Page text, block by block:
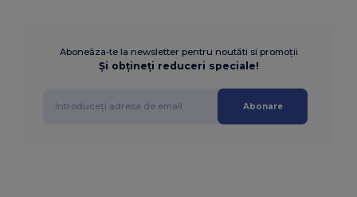
Aboneăza-te la newsletter pentru noutăti si promoții
Și obțineți reduceri speciale!
Abonare